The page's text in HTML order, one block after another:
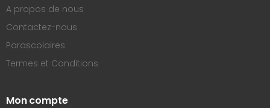
A propos de nous
Contactez-nous
Parascolaires
Termes et Conditions
Mon compte